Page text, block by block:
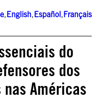
,English,Español,Français
do
dos
Américas